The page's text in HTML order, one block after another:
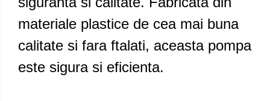
materiale plastice de cea mai buna
calitate si fara ftalati, aceasta pompa
este sigura si eficienta.